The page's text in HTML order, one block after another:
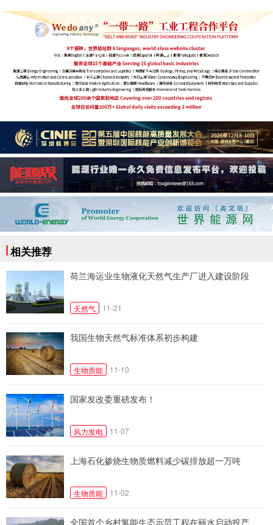
相关推荐
荷兰海运业生物液化天然气生产厂进入建设阶段
天然气 11-21
我国生物天然气标准体系初步构建
生物质能 11-10
国家发改委重磅发布！
风力发电 11-07
上海石化掺烧生物质燃料减少碳排放超一万吨
生物质能 11-02
全国首个乡村氢能生态示范工程在丽水启动投产